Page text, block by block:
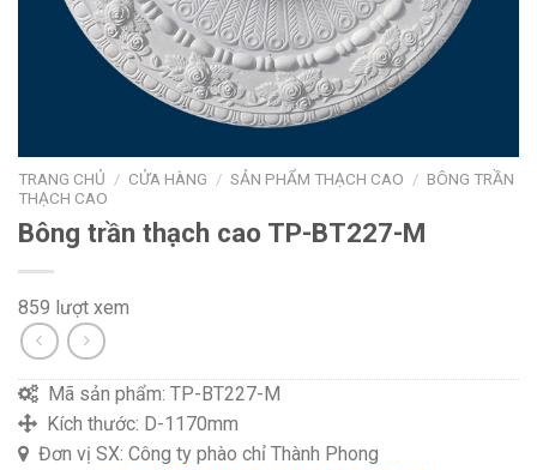
TRANG CHỦ / CỬA HÀNG / SẢN PHẨM THẠCH CAO / BÔNG TRẦN
THẠCH CAO
Bông trần thạch cao TP-BT227-M
859 lượt xem
Mã sản phẩm: TP-BT227-M
Kích thước: D-1170mm
Đơn vị SX: Công ty phào chỉ Thành Phong